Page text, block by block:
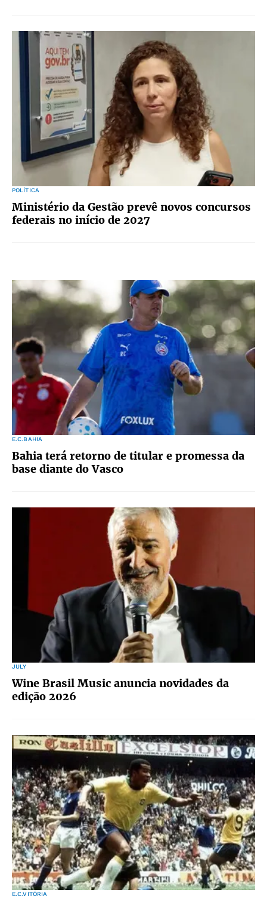
POLÍTICA
Ministério da Gestão prevê novos concursos
federais no início de 2027
E.C.BAHIA
Bahia terá retorno de titular e promessa da
base diante do Vasco
JULY
Wine Brasil Music anuncia novidades da
edição 2026
E.C.VITÓRIA